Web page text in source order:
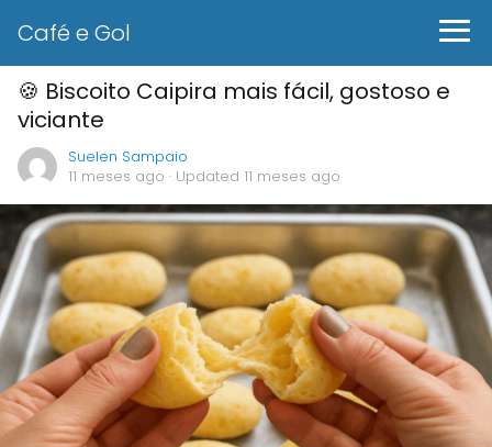
Café e Gol
🍪 Biscoito Caipira mais fácil, gostoso e
viciante
Suelen Sampaio
11 meses ago · Updated 11 meses ago